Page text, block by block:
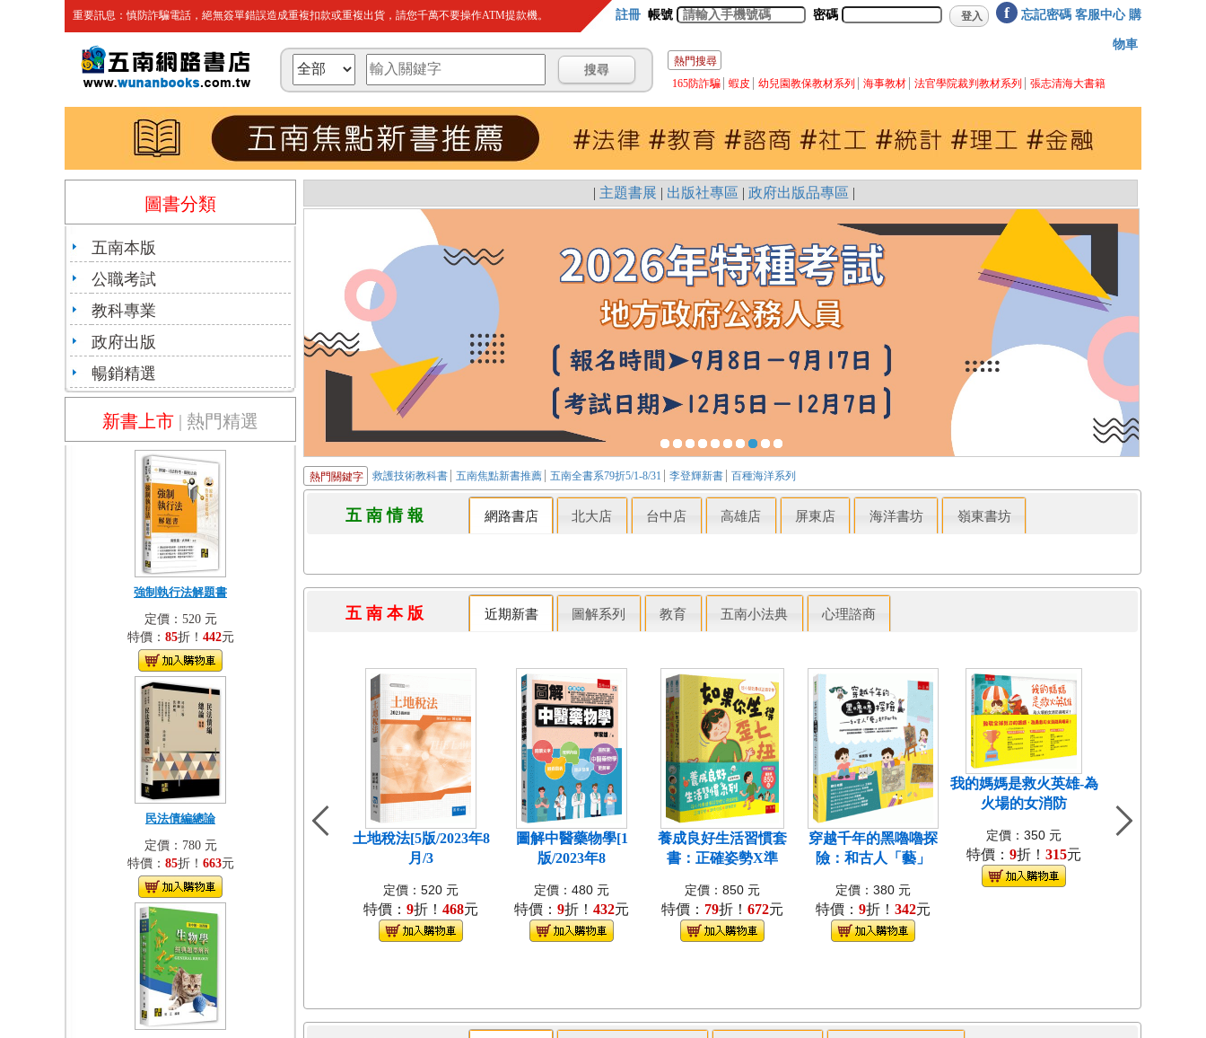
重要訊息：慎防詐騙電話，絕無簽單錯誤造成重複扣款或重複出貨，請您千萬不要操作ATM提款機。 註冊 帳號 密碼 f 忘記密碼 客服中心 購
物車
熱門搜尋
165防詐騙
蝦皮 幼兒園教保教材系列 海事教材 法官學院裁判教材系列 張志清海大書籍
圖書分類
五南本版
公職考試
教科專業
政府出版
暢銷精選
新書上市 | 熱門精選
強制執行法解題書
定價：520 元
特價： 85折！ 442元
民法債編總論
定價：780 元
特價： 85折！ 663元
| 主題書展 | 出版社專區 | 政府出版品專區 |
熱門關鍵字 救護技術教科書 五南焦點新書推薦 五南全書系79折5/1-8/31 李登輝新書 百種海洋系列
五 南 情 報 網路書店 北大店 台中店 高雄店 屏東店 海洋書坊 嶺東書坊
五 南 本 版 近期新書 圖解系列 教育 五南小法典 心理諮商
土地稅法[5版/2023年8
月/3
定價：520 元
特價： 9折！ 468元
圖解中醫藥物學[1
版/2023年8
定價：480 元
特價： 9折！ 432元
養成良好生活習慣套
書：正確姿勢X準
定價：850 元
特價： 79折！ 672元
穿越千年的黑嚕嚕探
險：和古人「藝」
定價：380 元
特價： 9折！ 342元
我的媽媽是救火英雄-為
火場的女消防
定價：350 元
特價： 9折！ 315元
我是小曼蒂-陪